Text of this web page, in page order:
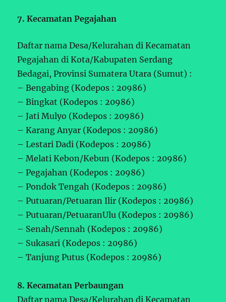
7. Kecamatan Pegajahan
Daftar nama Desa/Kelurahan di Kecamatan
Pegajahan di Kota/Kabupaten Serdang
Bedagai, Provinsi Sumatera Utara (Sumut) :
– Bengabing (Kodepos : 20986)
– Bingkat (Kodepos : 20986)
– Jati Mulyo (Kodepos : 20986)
– Karang Anyar (Kodepos : 20986)
– Lestari Dadi (Kodepos : 20986)
– Melati Kebon/Kebun (Kodepos : 20986)
– Pegajahan (Kodepos : 20986)
– Pondok Tengah (Kodepos : 20986)
– Putuaran/Petuaran Ilir (Kodepos : 20986)
– Putuaran/PetuaranUlu (Kodepos : 20986)
– Senah/Sennah (Kodepos : 20986)
– Sukasari (Kodepos : 20986)
– Tanjung Putus (Kodepos : 20986)
8. Kecamatan Perbaungan
Daftar nama Desa/Kelurahan di Kecamatan